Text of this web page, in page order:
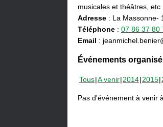
musicales et théâtres, etc
Adresse : La Massonne-
Téléphone : 07 86 37 80
Email :
Événements
Tous A venir 2014 2015
Pas d'événement à venir